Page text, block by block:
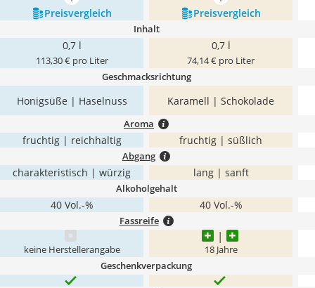
Preis­vergleich
Preis­vergleich
Inhalt
0,7 l
113,30 € pro Liter
0,7 l
74,14 € pro Liter
Geschmacksrichtung
Honigsüße | Haselnuss Karamell | Schokolade
Aroma
fruchtig | reichhaltig fruchtig | süßlich
Abgang
charakteristisch | würzig lang | sanft
Alkoholgehalt
40 Vol.-% 40 Vol.-%
Fassreife
keine Herstellerangabe 18 Jahre
Geschenkverpackung